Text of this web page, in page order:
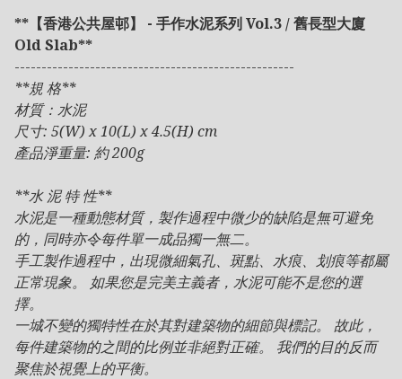
**【香港公共屋邨】 - 手作水泥系列 Vol.3 / 舊長型大廈
Old Slab**
----------------------------------------------------
**規 格**
材質：水泥
尺寸: 5(W) x 10(L) x 4.5(H) cm
產品淨重量: 約 200g
**水 泥 特 性**
水泥是一種動態材質，製作過程中微少的缺陷是無可避免
的，同時亦令每件單一成品獨一無二。
手工製作過程中，出現微細氣孔、斑點、水痕、划痕等都屬
正常現象。 如果您是完美主義者，水泥可能不是您的選
擇。
一城不變的獨特性在於其對建築物的細節與標記。 故此，
每件建築物的之間的比例並非絕對正確。 我們的目的反而
聚焦於視覺上的平衡。